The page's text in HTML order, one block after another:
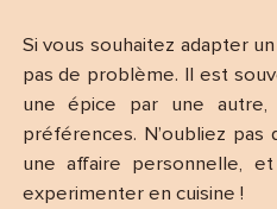
Si vous souhaitez adapter
pas de problème. Il est
une épice par une
préférences. N’oubliez pas
une affaire personnelle,
experimenter en cuisine !